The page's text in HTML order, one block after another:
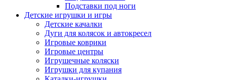
Подставки под ноги
Детские игрушки и игры
Детские качалки
Дуги для колясок и автокресел
Игровые коврики
Игровые центры
Игрушечные коляски
Игрушки для купания